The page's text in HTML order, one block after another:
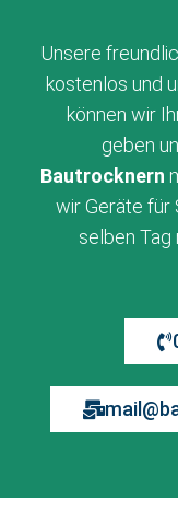
Unsere
kostenlos und
können wir
geben
Bautrocknern
wir Geräte für
selben Tag